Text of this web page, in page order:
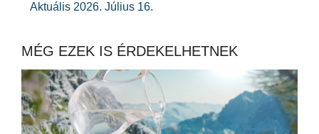
Aktuális 2026. Július 16.
MÉG EZEK IS ÉRDEKELHETNEK